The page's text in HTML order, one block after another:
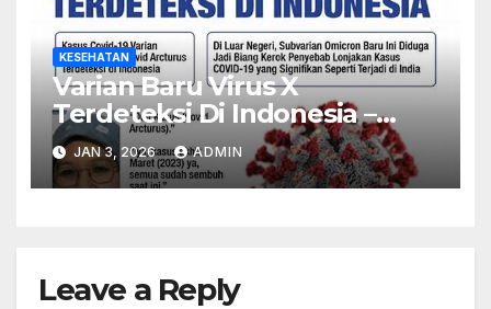
KESEHATAN
Varian Baru Virus X
Terdeteksi Di Indonesia –
Kemenkes Imbau Warga
Waspada
JAN 3, 2026 ADMIN
Leave a Reply